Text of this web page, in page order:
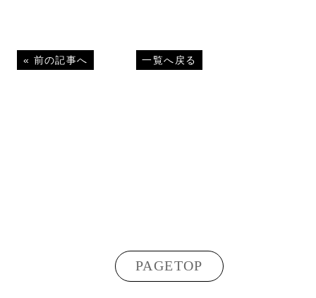
« 前の記事へ 一覧へ戻る
PAGETOP